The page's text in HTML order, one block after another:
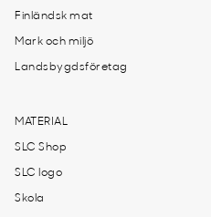
Finländsk mat
Mark och miljö
Landsbygdsföretag
MATERIAL
SLC Shop
SLC logo
Skola